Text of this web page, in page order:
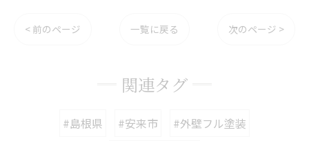
< 前のページ 一覧に戻る 次のページ >
関連タグ
#島根県 #安来市
#外壁フル塗装